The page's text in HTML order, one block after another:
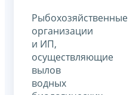
Рыбохозяйственные
организации
и ИП,
осуществляющие
вылов
водных